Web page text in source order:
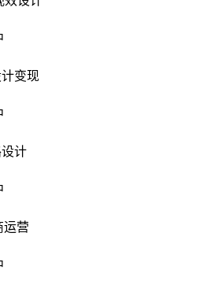
变现
计
运营